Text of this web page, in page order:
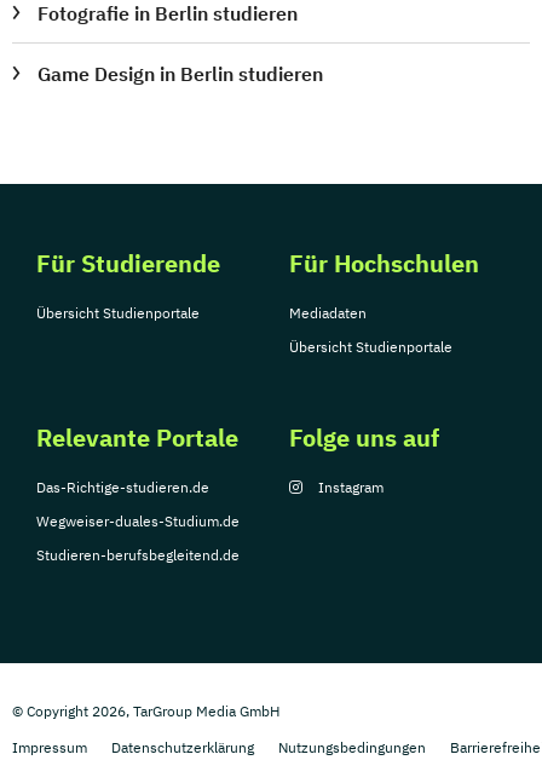
Fotografie in Berlin studieren
Game Design in Berlin studieren
Für Studierende
Übersicht Studienportale
Für Hochschulen
Mediadaten
Übersicht Studienportale
Relevante Portale
Das-Richtige-studieren.de
Wegweiser-duales-Studium.de
Studieren-berufsbegleitend.de
Folge uns auf
Instagram
© Copyright 2026, TarGroup Media GmbH
Impressum
Datenschutzerklärung Nutzungsbedingungen